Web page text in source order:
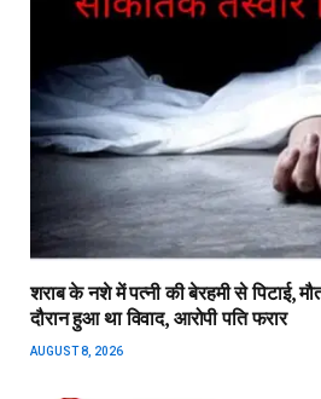
शराब के नशे में पत्नी की बेरहमी से पिटाई,
दौरान हुआ था विवाद, आरोपी पति फरार
AUGUST 8, 2026